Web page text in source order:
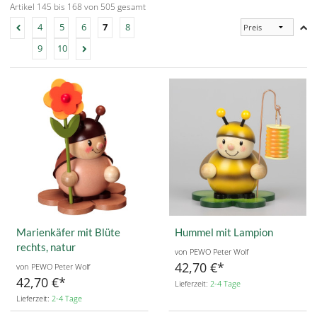
Artikel 145 bis 168 von 505 gesamt
4
5 6 7
8
9
10
Marienkäfer mit Blüte
rechts, natur
von PEWO Peter Wolf
42,70 €
Lieferzeit: 2-4 Tage
Hummel mit Lampion
von PEWO Peter Wolf
42,70 €
Lieferzeit: 2-4 Tage